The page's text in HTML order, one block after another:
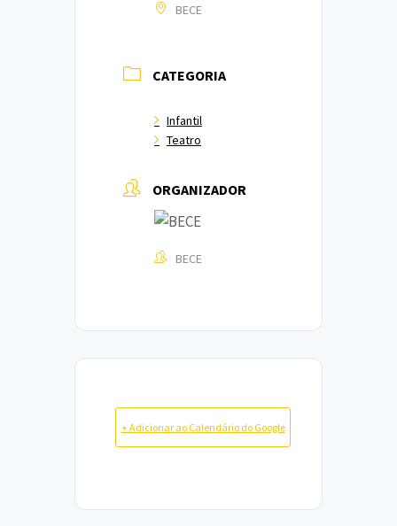
BECE
CATEGORIA
Infantil
Teatro
ORGANIZADOR
BECE
+ Adicionar ao Calendário do Google